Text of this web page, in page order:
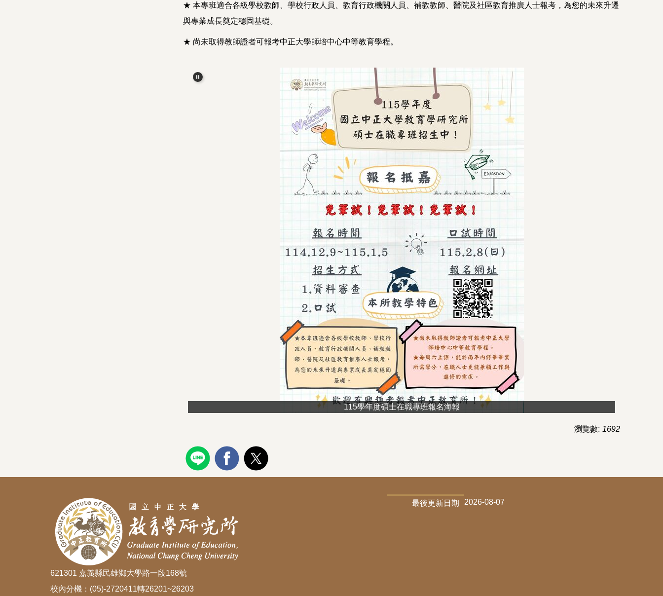
★ 本專班適合各級學校教師、學校行政人員、教育行政機關人員、補教教師、醫院及社區教育推廣人士報考，為您的未來升遷
與專業成長奠定穩固基礎。
★ 尚未取得教師證者可報考中正大學師培中心中等教育學程。
115學年度碩士在職專班報名海報
瀏覽數: 1692
621301 嘉義縣民雄鄉大學路一段168號
校內分機：(05)-2720411轉26201~26203
最後更新日期 2026-08-07